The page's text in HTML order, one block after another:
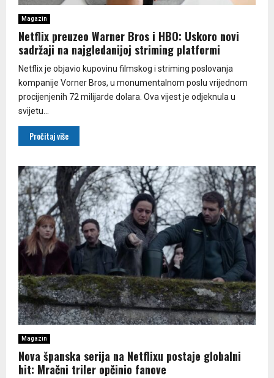
Magazin
Netflix preuzeo Warner Bros i HBO: Uskoro novi
sadržaji na najgledanijoj striming platformi
Netflix je objavio kupovinu filmskog i striming poslovanja
kompanije Vorner Bros, u monumentalnom poslu vrijednom
procijenjenih 72 milijarde dolara. Ova vijest je odjeknula u
svijetu...
Pročitaj više
Magazin
Nova španska serija na Netflixu postaje globalni
hit: Mračni triler opčinio fanove